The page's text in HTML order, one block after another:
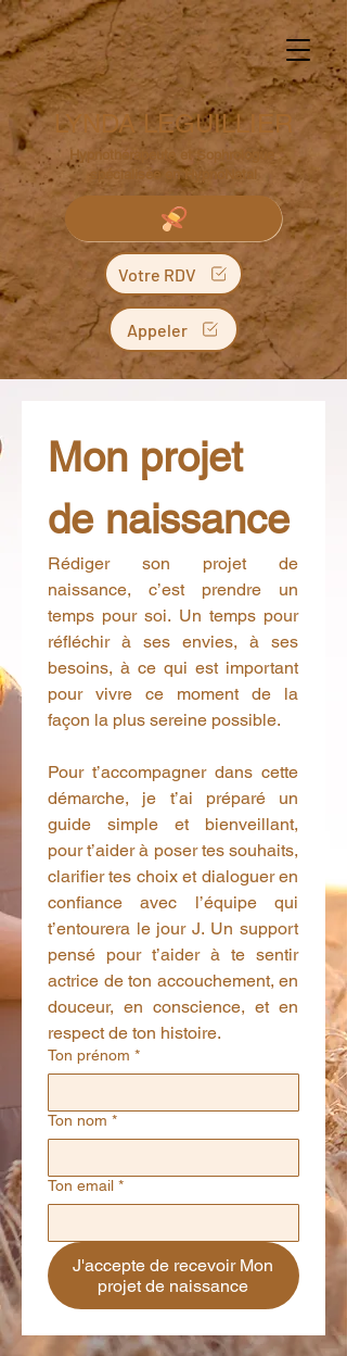
Hypnothérapeute et Sophrologue
spécialisée en HypnoNatal
LYNDA LEGUILLIER
Votre RDV
Appeler
Mon projet
de naissance
Rédiger son projet de
naissance, c’est prendre un
temps pour soi. Un temps pour
réfléchir à ses envies, à ses
besoins, à ce qui est important
pour vivre ce moment de la
façon la plus sereine possible.
Pour t’accompagner dans cette
démarche, je t’ai préparé un
guide simple et bienveillant,
pour t’aider à poser tes souhaits,
clarifier tes choix et dialoguer en
confiance avec l’équipe qui
t’entourera le jour J. Un support
pensé pour t’aider à te sentir
actrice de ton accouchement, en
douceur, en conscience, et en
respect de ton histoire.
Ton prénom *
Ton nom *
Ton email *
J'accepte de recevoir Mon
projet de naissance